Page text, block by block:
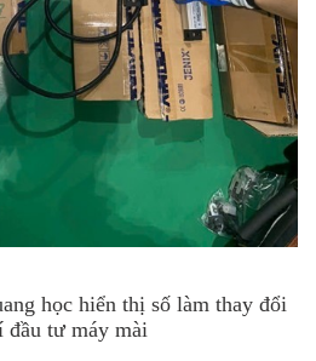
học hiển thị số làm thay đổi
đầu tư máy mài